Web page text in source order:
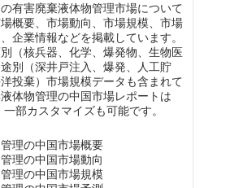
有害廃棄液体物管理市場について
概要、市場動向、市場規模、市場
企業情報などを掲載しています。
（核兵器、化学、爆発物、生物医
別（深井戸注入、爆発、人工貯
投棄）市場規模データも含まれて
体物管理の中国市場レポートは
部カスタマイズも可能です。
理の中国市場概要
理の中国市場動向
理の中国市場規模